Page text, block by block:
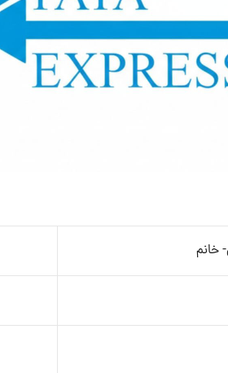
خانم